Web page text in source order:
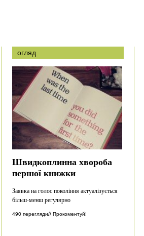
огляд
Швидкоплинна хвороба
першої книжки
Заявка на голос покоління актуалізується
більш-менш регулярно
490 перегляди// Прокоментуй!